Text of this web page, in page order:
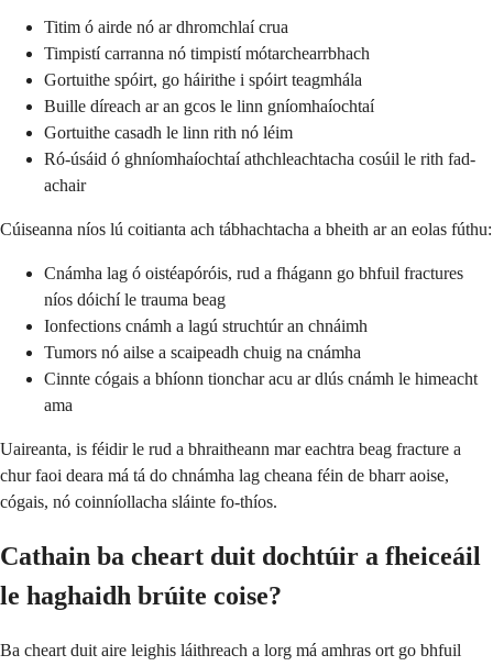
Titim ó airde nó ar dhromchlaí crua
Timpistí carranna nó timpistí mótarchearrbhach
Gortuithe spóirt, go háirithe i spóirt teagmhála
Buille díreach ar an gcos le linn gníomhaíochtaí
Gortuithe casadh le linn rith nó léim
Ró-úsáid ó ghníomhaíochtaí athchleachtacha cosúil le rith fad-
achair
Cúiseanna níos lú coitianta ach tábhachtacha a bheith ar an eolas fúthu:
Cnámha lag ó oistéapóróis, rud a fhágann go bhfuil fractures
níos dóichí le trauma beag
Ionfections cnámh a lagú struchtúr an chnáimh
Tumors nó ailse a scaipeadh chuig na cnámha
Cinnte cógais a bhíonn tionchar acu ar dlús cnámh le himeacht
ama
Uaireanta, is féidir le rud a bhraitheann mar eachtra beag fracture a
chur faoi deara má tá do chnámha lag cheana féin de bharr aoise,
cógais, nó coinníollacha sláinte fo-thíos.
Cathain ba cheart duit dochtúir a fheiceáil
le haghaidh brúite coise?
Ba cheart duit aire leighis láithreach a lorg má amhras ort go bhfuil